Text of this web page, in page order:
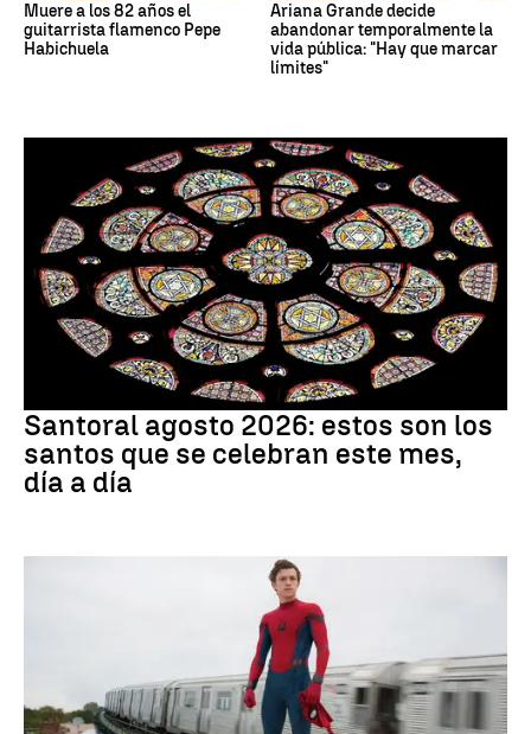
Muere a los 82 años el
guitarrista flamenco Pepe
Habichuela
Ariana Grande decide
abandonar temporalmente la
vida pública: "Hay que marcar
límites"
Santoral agosto 2026: estos son los
santos que se celebran este mes,
día a día